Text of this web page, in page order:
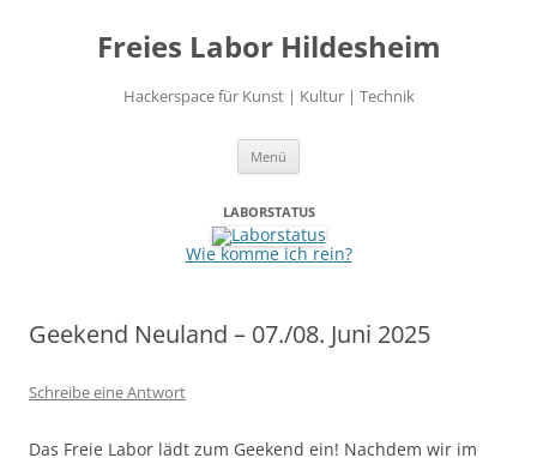
Freies Labor Hildesheim
Hackerspace für Kunst | Kultur | Technik
Menü
LABORSTATUS
Wie komme ich rein?
Geekend Neuland – 07./08. Juni 2025
Schreibe eine Antwort
Das Freie Labor lädt zum Geekend ein! Nachdem wir im